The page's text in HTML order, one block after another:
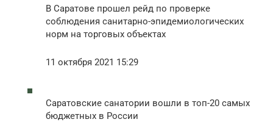
В Саратове прошел рейд по проверке
соблюдения санитарно-эпидемиологических
норм на торговых объектах
11 октября 2021 15:29
Саратовские санатории вошли в топ-20 самых
бюджетных в России